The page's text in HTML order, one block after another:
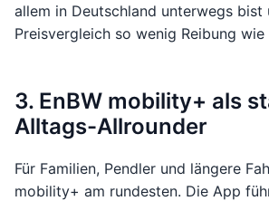
allem in Deutschland unterwegs bist
Preisvergleich so wenig Reibung
3. EnBW mobility+ als
Alltags-Allrounder
Für Familien, Pendler und längere
mobility+ am rundesten. Die App